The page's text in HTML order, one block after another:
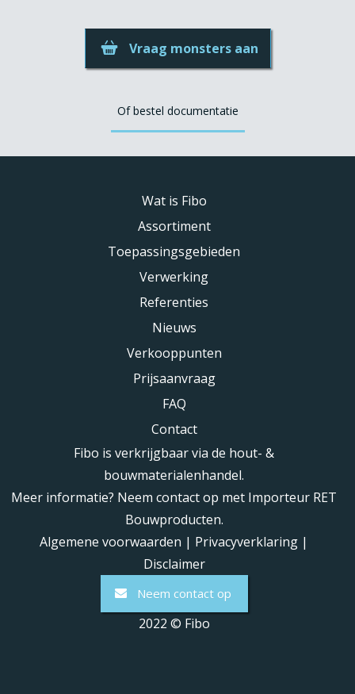
Vraag monsters aan
Of bestel documentatie
Wat is Fibo
Assortiment
Toepassingsgebieden
Verwerking
Referenties
Nieuws
Verkooppunten
Prijsaanvraag
FAQ
Contact
Fibo is verkrijgbaar via de hout- &
bouwmaterialenhandel.
Meer informatie? Neem contact op met Importeur RET
Bouwproducten.
Algemene voorwaarden | Privacyverklaring |
Disclaimer
Neem contact op
2022 © Fibo